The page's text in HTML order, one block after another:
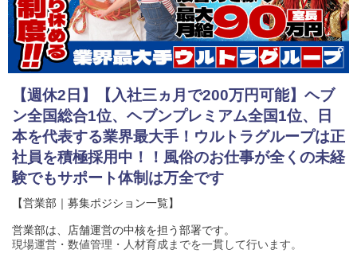
【週休2日】【入社三ヵ月で200万円可能】ヘブ
ン全国総合1位、ヘブンプレミアム全国1位、日
本を代表する業界最大手！ウルトラグループは正
社員を積極採用中！！風俗のお仕事が全くの未経
験でもサポート体制は万全です
【営業部｜募集ポジション一覧】
営業部は、店舗運営の中核を担う部署です。
現場運営・数値管理・人材育成までを一貫して行います。